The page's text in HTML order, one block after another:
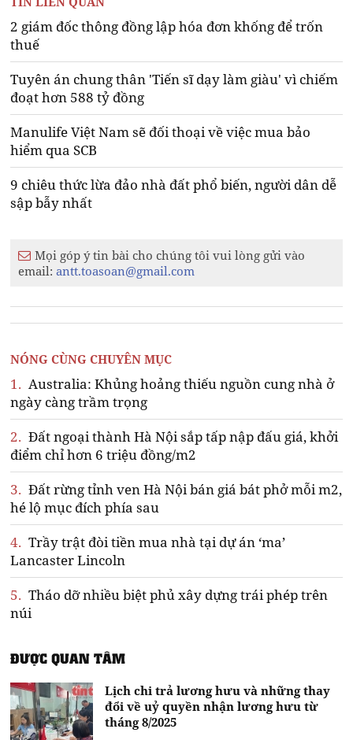
2 giám đốc thông đồng lập hóa đơn khống để trốn
thuế
Tuyên án chung thân 'Tiến sĩ dạy làm giàu' vì chiếm
đoạt hơn 588 tỷ đồng
Manulife Việt Nam sẽ đối thoại về việc mua bảo
hiểm qua SCB
9 chiêu thức lừa đảo nhà đất phổ biến, người dân dễ
sập bẫy nhất
Mọi góp ý tin bài cho chúng tôi vui lòng gửi vào
email:antt.toasoan@gmail.com
NÓNG CÙNG CHUYÊN MỤC
1. Australia: Khủng hoảng thiếu nguồn cung nhà ở
ngày càng trầm trọng
2. Đất ngoại thành Hà Nội sắp tấp nập đấu giá, khởi
điểm chỉ hơn 6 triệu đồng/m2
3. Đất rừng tỉnh ven Hà Nội bán giá bát phở mỗi m2,
hé lộ mục đích phía sau
4. Trầy trật đòi tiền mua nhà tại dự án ‘ma’
Lancaster Lincoln
5. Tháo dỡ nhiều biệt phủ xây dựng trái phép trên
núi
ĐƯỢC QUAN TÂM
Lịch chi trả lương hưu và những thay
đổi về uỷ quyền nhận lương hưu từ
tháng 8/2025